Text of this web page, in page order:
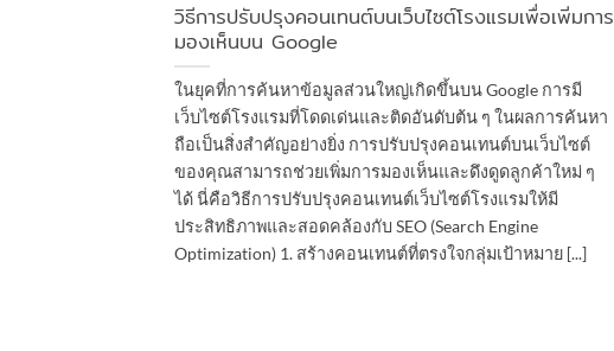
วิธีการปรับปรุงคอนเทนต์บนเว็บไซต์โรงแรมเพื่อเพิ่มการ
มองเห็นบน Google
ในยุคที่การค้นหาข้อมูลส่วนใหญ่เกิดขึ้นบน Google การมี
เว็บไซต์โรงแรมที่โดดเด่นและติดอันดับต้น ๆ ในผลการค้นหา
ถือเป็นสิ่งสำคัญอย่างยิ่ง การปรับปรุงคอนเทนต์บนเว็บไซต์
ของคุณสามารถช่วยเพิ่มการมองเห็นและดึงดูดลูกค้าใหม่ ๆ
ได้ นี่คือวิธีการปรับปรุงคอนเทนต์เว็บไซต์โรงแรมให้มี
ประสิทธิภาพและสอดคล้องกับ SEO (Search Engine
Optimization) 1. สร้างคอนเทนต์ที่ตรงใจกลุ่มเป้าหมาย [...]